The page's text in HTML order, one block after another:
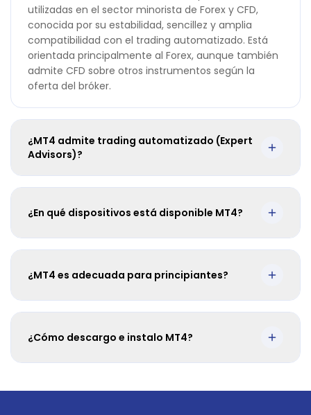
utilizadas en el sector minorista de Forex y CFD,
conocida por su estabilidad, sencillez y amplia
compatibilidad con el trading automatizado. Está
orientada principalmente al Forex, aunque también
admite CFD sobre otros instrumentos según la
oferta del bróker.
¿MT4 admite trading automatizado (Expert
Advisors)?
¿En qué dispositivos está disponible MT4?
¿MT4 es adecuada para principiantes?
¿Cómo descargo e instalo MT4?